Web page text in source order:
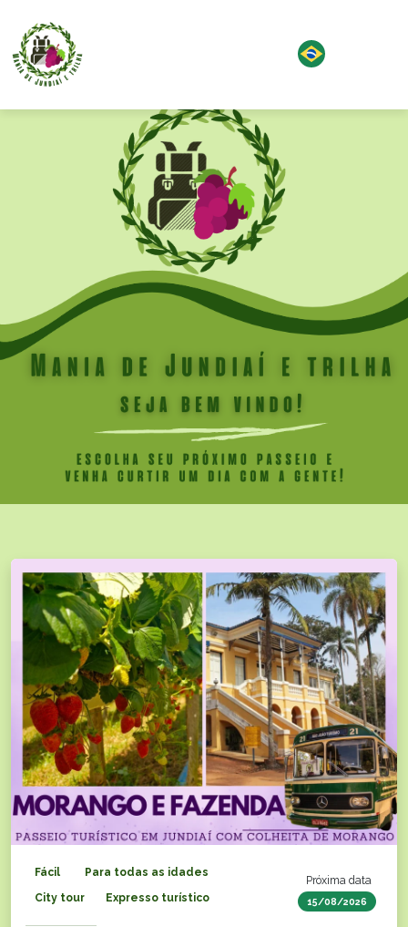
Próxima data
15/08/2026
Fácil
Para todas as idades
City tour
Expresso turístico